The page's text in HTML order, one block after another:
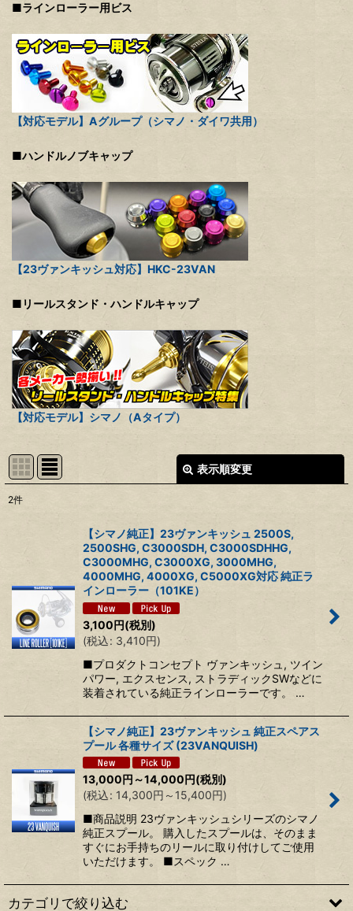
■ラインローラー用ビス
【対応モデル】Aグループ（シマノ・ダイワ共用）
■ハンドルノブキャップ
【23ヴァンキッシュ対応】HKC-23VAN
■リールスタンド・ハンドルキャップ
【対応モデル】シマノ（Aタイプ）
表示順変更
並び順
絞り込む
2件
【シマノ純正】23ヴァンキッシュ 2500S,
2500SHG, C3000SDH, C3000SDHHG,
C3000MHG, C3000XG, 3000MHG,
4000MHG, 4000XG, C5000XG対応 純正ラ
インローラー（101KE）
3,100円(税別)
(税込: 3,410円)
■プロダクトコンセプト ヴァンキッシュ, ツイン
パワー, エクスセンス, ストラディックSWなどに
装着されている純正ラインローラーです。 …
【シマノ純正】23ヴァンキッシュ 純正スペアス
プール 各種サイズ (23VANQUISH)
13,000円 ～14,000円(税別)
(税込: 14,300円 ～15,400円)
■商品説明 23ヴァンキッシュシリーズのシマノ
純正スプール。 購入したスプールは、そのまま
すぐにお手持ちのリールに取り付けしてご使用
いただけます。 ■スペック …
カテゴリで絞り込む